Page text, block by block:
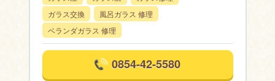
ガラス交換
風呂ガラス 修理
ベランダガラス 修理
0854-42-5580